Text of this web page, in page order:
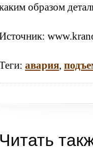
образом
авария,
Читать